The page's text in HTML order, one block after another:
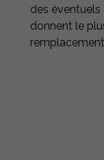
des
donnent le